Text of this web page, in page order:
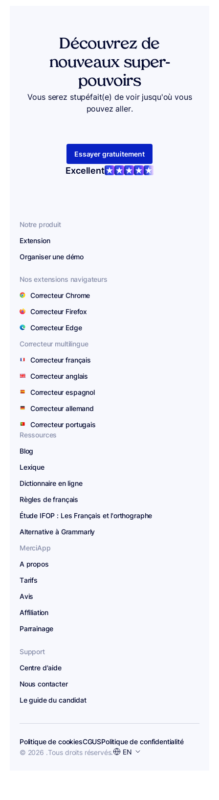
Découvrez de
nouveaux super-
pouvoirs
Vous serez stupéfait(e) de voir jusqu'où vous
pouvez aller.
Essayer gratuitement
Excellent
Notre produit
Extension
Organiser une démo
Nos extensions navigateurs
Correcteur Chrome
Correcteur Firefox
Correcteur Edge
Correcteur multilingue
Correcteur français
Correcteur anglais
Correcteur espagnol
Correcteur allemand
Correcteur portugais
Ressources
Blog
Lexique
Dictionnaire en ligne
Règles de français
Étude IFOP : Les Français et l'orthographe
Alternative à Grammarly
MerciApp
A propos
Tarifs
Avis
Affiliation
Parrainage
Support
Centre d'aide
Nous contacter
Le guide du candidat
Politique de cookiesCGUSPolitique de confidentialité
© 2026 .Tous droits réservés.Choisir
EN